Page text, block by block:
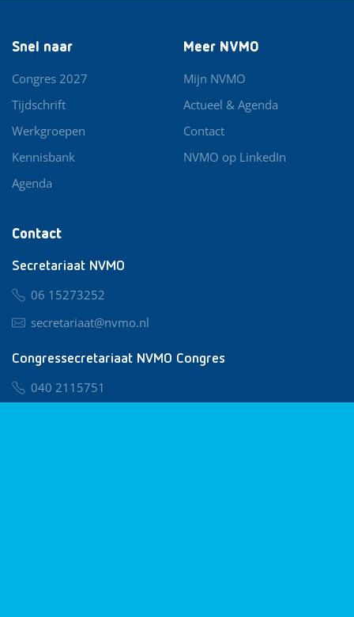
Contact
Secretariaat NVMO
06 15273252
secretariaat@nvmo.nl
Congressecretariaat NVMO Congres
040 2115751
Snel naar
Congres 2027
Tijdschrift
Werkgroepen
Kennisbank
Agenda
Meer NVMO
Mijn NVMO
Actueel & Agenda
Contact
NVMO op LinkedIn